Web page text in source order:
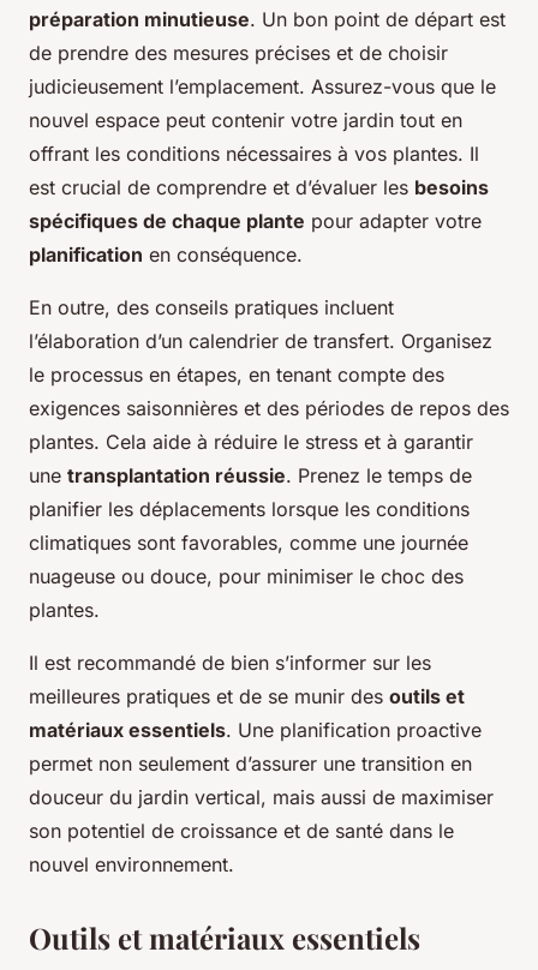
préparation minutieuse. Un bon point de départ est
de prendre des mesures précises et de choisir
judicieusement l’emplacement. Assurez-vous que le
nouvel espace peut contenir votre jardin tout en
offrant les conditions nécessaires à vos plantes. Il
est crucial de comprendre et d’évaluer les besoins
spécifiques de chaque plante pour adapter votre
planification en conséquence.
En outre, des conseils pratiques incluent
l’élaboration d’un calendrier de transfert. Organisez
le processus en étapes, en tenant compte des
exigences saisonnières et des périodes de repos des
plantes. Cela aide à réduire le stress et à garantir
une transplantation réussie. Prenez le temps de
planifier les déplacements lorsque les conditions
climatiques sont favorables, comme une journée
nuageuse ou douce, pour minimiser le choc des
plantes.
Il est recommandé de bien s’informer sur les
meilleures pratiques et de se munir des outils et
matériaux essentiels. Une planification proactive
permet non seulement d’assurer une transition en
douceur du jardin vertical, mais aussi de maximiser
son potentiel de croissance et de santé dans le
nouvel environnement.
Outils et matériaux essentiels